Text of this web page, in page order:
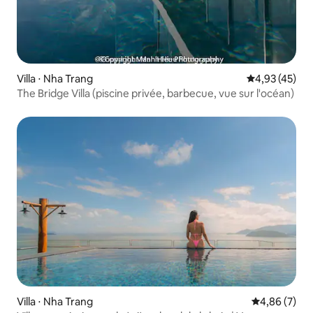
Villa ⋅ Nha Trang Évaluation
4,93 (45)
The Bridge Villa (piscine privée, barbecue, vue sur l'océan)
Villa ⋅ Nha Trang Évaluation
4,86 (7)